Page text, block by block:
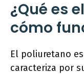
¿Qué es
cómo
El poliuretano
caracteriza por